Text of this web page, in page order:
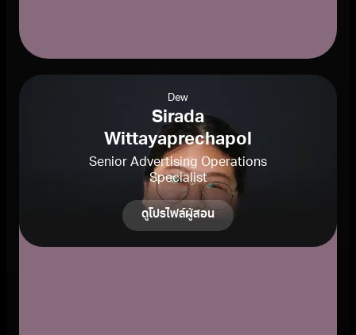
Dew
Sirada
Wittayaprechapol
Senior Advertising Operations
Specialist
ดูโปรไฟล์ผู้สอน